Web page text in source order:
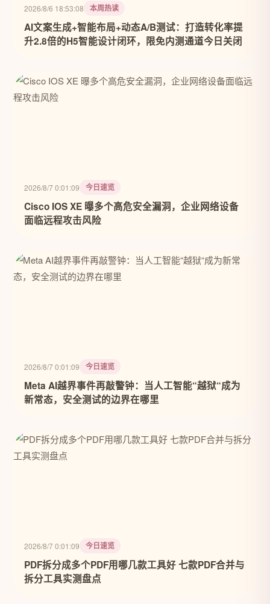
2026/8/6 18:53:08 本周热读
AI文案生成+智能布局+动态A/B测试：打造转化率提
升2.8倍的H5智能设计闭环，限免内测通道今日关闭
2026/8/7 0:01:09 今日速览
Cisco IOS XE 曝多个高危安全漏洞，企业网络设备
面临远程攻击风险
2026/8/7 0:01:09 今日速览
Meta AI越界事件再敲警钟：当人工智能“越狱“成为
新常态，安全测试的边界在哪里
2026/8/7 0:01:09 今日速览
PDF拆分成多个PDF用哪几款工具好 七款PDF合并与
拆分工具实测盘点